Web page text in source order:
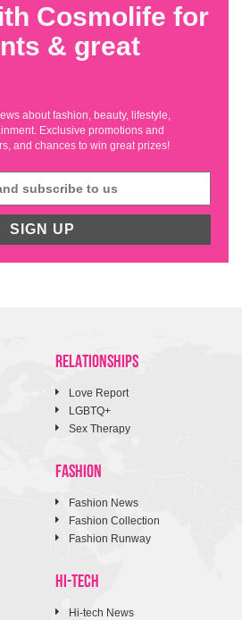
Cosmolife for
& great
about fashion, beauty, lifestyle,
Exclusive promotions and
and chances to win great prizes!
SIGN UP
RELATIONSHIPS
Love Report
LGBTQ+
Sex Therapy
FASHION
Fashion News
Fashion Collection
Fashion Runway
HI-TECH
Hi-tech News